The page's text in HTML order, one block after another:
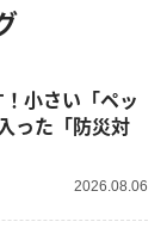
小さい「ペッ
った「防災対
2026.08.06